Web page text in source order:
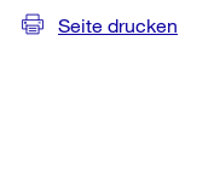
Seite drucken